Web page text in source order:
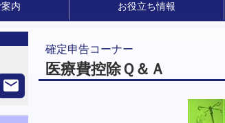
案内 お役立ち情報
確定申告コーナー
医療費控除Ｑ＆Ａ